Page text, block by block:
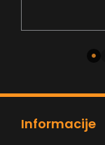
Informacije